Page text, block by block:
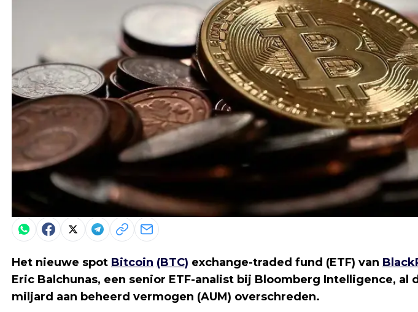
Het nieuwe spot Bitcoin (BTC) exchange-traded fund (ETF) van
Eric Balchunas, een senior ETF-analist bij Bloomberg Intelligence, al
miljard aan beheerd vermogen (AUM) overschreden.